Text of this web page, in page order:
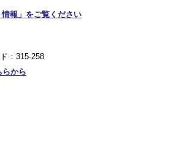
情報」をご覧ください
：315-258
らから